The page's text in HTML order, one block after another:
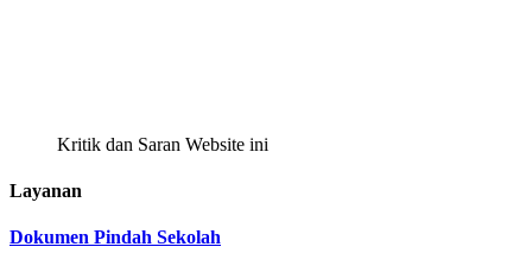
Kritik dan Saran Website ini
Layanan
Dokumen Pindah Sekolah